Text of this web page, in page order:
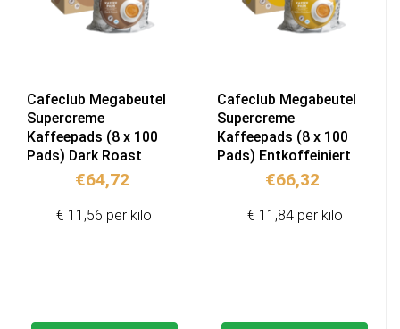
Cafeclub Megabeutel
Supercreme
Kaffeepads (8 x 100
Pads) Dark Roast
€64,72
€ 11,56 per kilo
Cafeclub Megabeutel
Supercreme
Kaffeepads (8 x 100
Pads) Entkoffeiniert
€66,32
€ 11,84 per kilo